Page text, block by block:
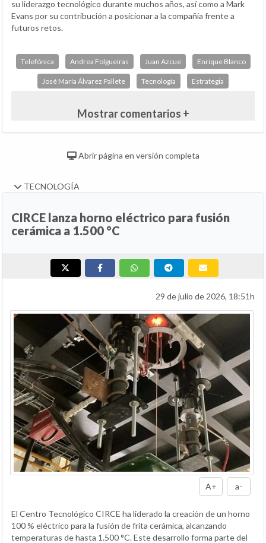
su liderazgo tecnológico durante muchos años, así como a Mark
Evans por su contribución a posicionar a la compañía frente a
futuros retos.
Telefónica Andrea Folgueiras Juan Azcue Enrique Blanco
José María Álvarez Pallete Tecnología Estrategia
Mostrar comentarios +
Abrir página en versión completa
TECNOLOGÍA
CIRCE lanza horno eléctrico para fusión
cerámica a 1.500 °C
29 de julio de 2026, 18:51h
A+ a-
El Centro Tecnológico CIRCE ha liderado la creación de un horno
100 % eléctrico para la fusión de frita cerámica, alcanzando
temperaturas de hasta 1.500 °C. Este desarrollo forma parte del